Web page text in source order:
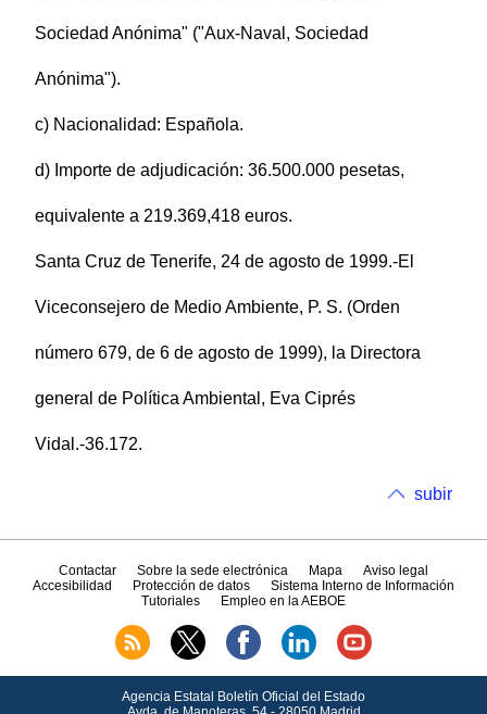
Sociedad Anónima" ("Aux-Naval, Sociedad
Anónima").
c) Nacionalidad: Española.
d) Importe de adjudicación: 36.500.000 pesetas,
equivalente a 219.369,418 euros.
Santa Cruz de Tenerife, 24 de agosto de 1999.-El
Viceconsejero de Medio Ambiente, P. S. (Orden
número 679, de 6 de agosto de 1999), la Directora
general de Política Ambiental, Eva Ciprés
Vidal.-36.172.
subir
Contactar Sobre la sede electrónica Mapa
Aviso legal
Accesibilidad
Protección de datos
Sistema Interno de Información
Tutoriales
Empleo en la AEBOE
Agencia Estatal Boletín Oficial del Estado